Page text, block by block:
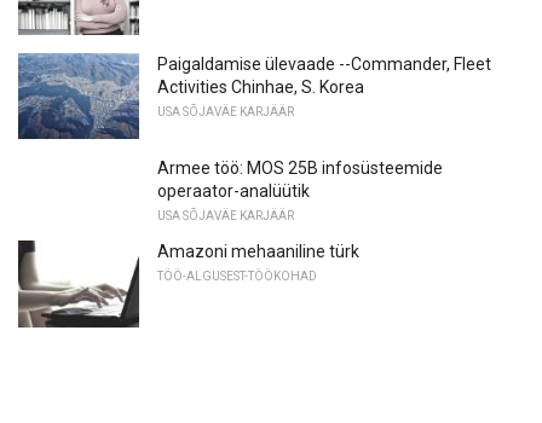
Paigaldamise ülevaade --Commander, Fleet
Activities Chinhae, S. Korea
USA SÕJAVÄE KARJÄÄR
Armee töö: MOS 25B infosüsteemide
operaator-analüütik
USA SÕJAVÄE KARJÄÄR
Amazoni mehaaniline türk
TÖÖ-ALGUSEST-TÖÖKOHAD